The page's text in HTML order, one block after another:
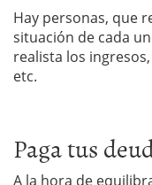
Hay personas, que
situación de cada
realista los
etc.
Paga tus
A la hora de